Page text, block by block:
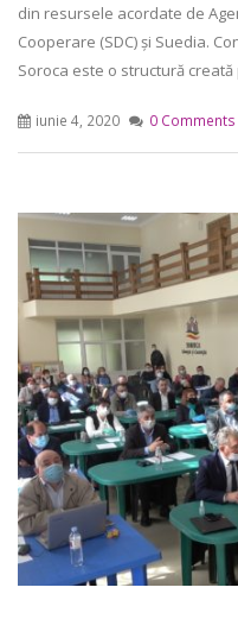
din resursele acordate de
Cooperare (SDC) și Suedia.
Soroca este o structură
iunie 4, 2020 0 Comments